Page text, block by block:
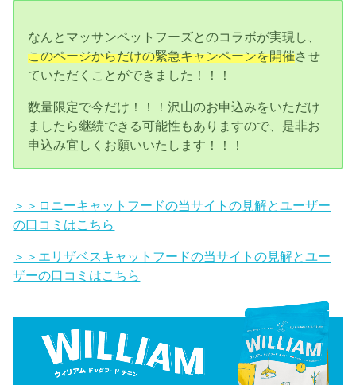
なんとマッサンペットフーズとのコラボが実現し、
このページからだけの緊急キャンペーンを開催させ
ていただくことができました！！！
数量限定で今だけ！！！沢山のお申込みをいただけ
ましたら継続できる可能性もありますので、是非お
申込み宜しくお願いいたします！！！
＞＞ロニーキャットフードの当サイトの見解とユーザー
の口コミはこちら
＞＞エリザベスキャットフードの当サイトの見解とユー
ザーの口コミはこちら